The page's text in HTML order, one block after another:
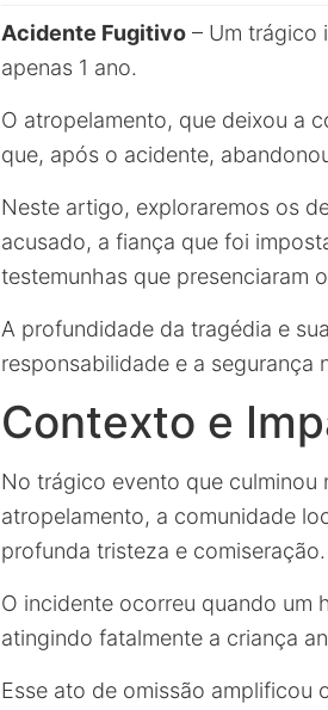
Acidente Fugitivo – Um trágico
apenas 1 ano.
O atropelamento, que deixou a
que, após o acidente,
Neste artigo, exploraremos os
acusado, a fiança que foi
testemunhas que presenciaram
A profundidade da tragédia e
responsabilidade e a segurança
Contexto e
No trágico evento que culminou
atropelamento, a comunidade
profunda tristeza e comiseração.
O incidente ocorreu quando um
atingindo fatalmente a criança
Esse ato de omissão amplificou